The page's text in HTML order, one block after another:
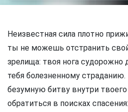
Неизвестная сила плотно
ты не можешь отстранить
зрелища: твоя нога судорожно
тебя болезненному
безумную битву внутри
обратиться в поисках